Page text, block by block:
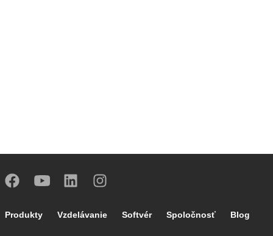
Footer main navigation
Produkty Vzdelávanie Softvér Spoločnosť Blog